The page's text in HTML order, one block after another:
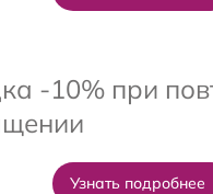
-10% при
Узнать подробнее